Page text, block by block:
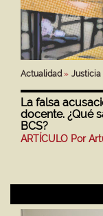
Actualidad Justicia
La falsa
docente. ¿Qué
BCS?
ARTÍCULO Por